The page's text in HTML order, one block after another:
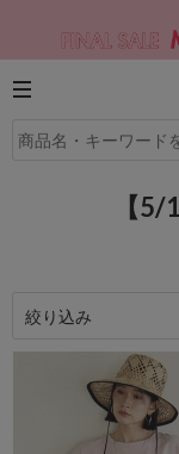
【
絞り込み